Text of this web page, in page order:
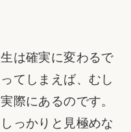
は確実に変わるで
てしまえば、むし
際にあるのです。
っかりと見極めな